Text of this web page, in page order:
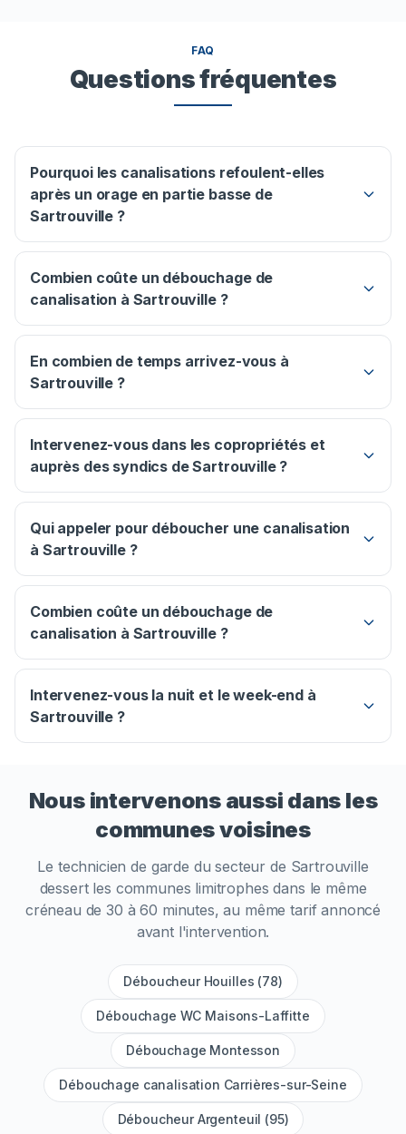
FAQ
Questions fréquentes
Pourquoi les canalisations refoulent-elles
après un orage en partie basse de
Sartrouville ?
Combien coûte un débouchage de
canalisation à Sartrouville ?
En combien de temps arrivez-vous à
Sartrouville ?
Intervenez-vous dans les copropriétés et
auprès des syndics de Sartrouville ?
Qui appeler pour déboucher une canalisation
à Sartrouville ?
Combien coûte un débouchage de
canalisation à Sartrouville ?
Intervenez-vous la nuit et le week-end à
Sartrouville ?
Nous intervenons aussi dans les
communes voisines
Le technicien de garde du secteur de Sartrouville
dessert les communes limitrophes dans le même
créneau de 30 à 60 minutes, au même tarif annoncé
avant l'intervention.
Déboucheur Houilles (78)
Débouchage WC Maisons-Laffitte
Débouchage Montesson
Débouchage canalisation Carrières-sur-Seine
Déboucheur Argenteuil (95)